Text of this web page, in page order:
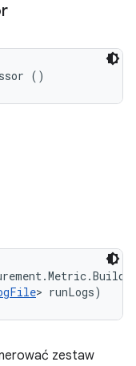
()
> runLogs)
zestaw